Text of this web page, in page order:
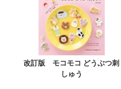
改訂版 モコモコ どうぶつ刺
しゅう